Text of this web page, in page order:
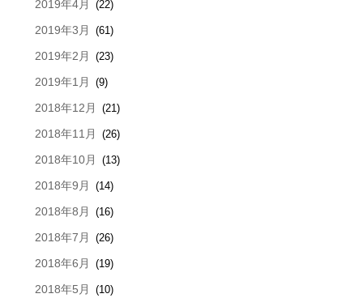
2019年4月 (22)
2019年3月 (61)
2019年2月 (23)
2019年1月 (9)
2018年12月 (21)
2018年11月 (26)
2018年10月 (13)
2018年9月 (14)
2018年8月 (16)
2018年7月 (26)
2018年6月 (19)
2018年5月 (10)